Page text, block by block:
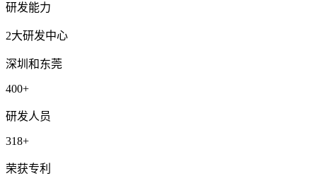
研发能力
2大研发中心
深圳和东莞
400+
研发人员
318+
荣获专利